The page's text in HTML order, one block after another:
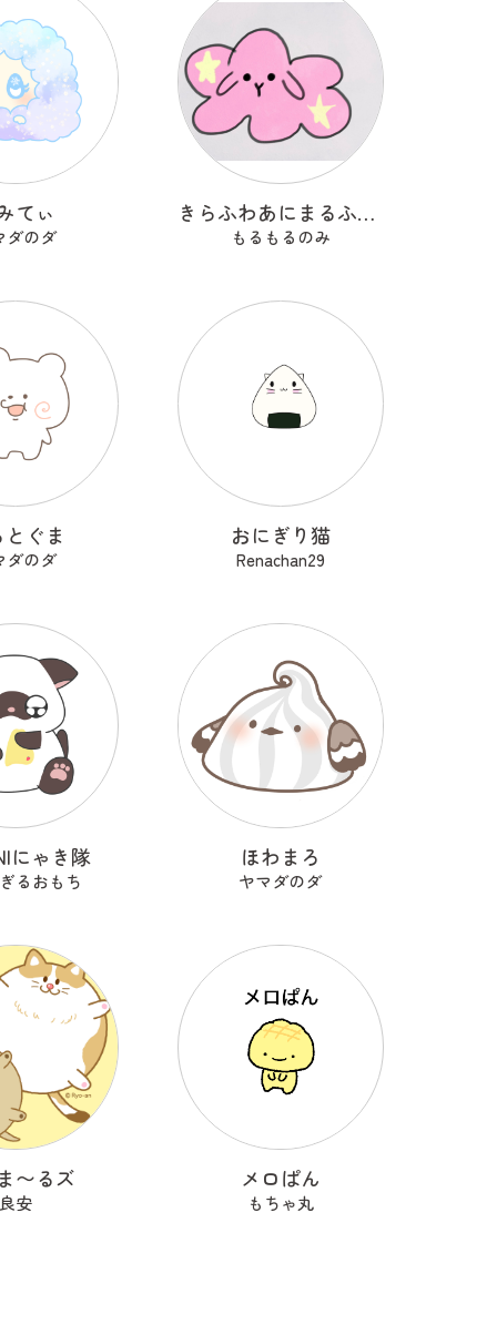
てぃ
ダのダ
きらふわあにまるふれんず
もるもるのみ
ぐま
ダのダ
おにぎり猫
Renachan29
にゃき隊
るおもち
ほわまろ
ヤマダのダ
〜るズ
安
メロぱん
もちゃ丸